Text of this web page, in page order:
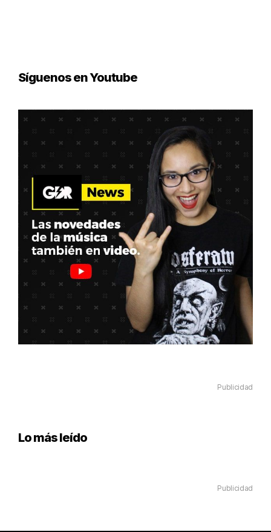
Síguenos en Youtube
Publicidad
Lo más leído
Publicidad